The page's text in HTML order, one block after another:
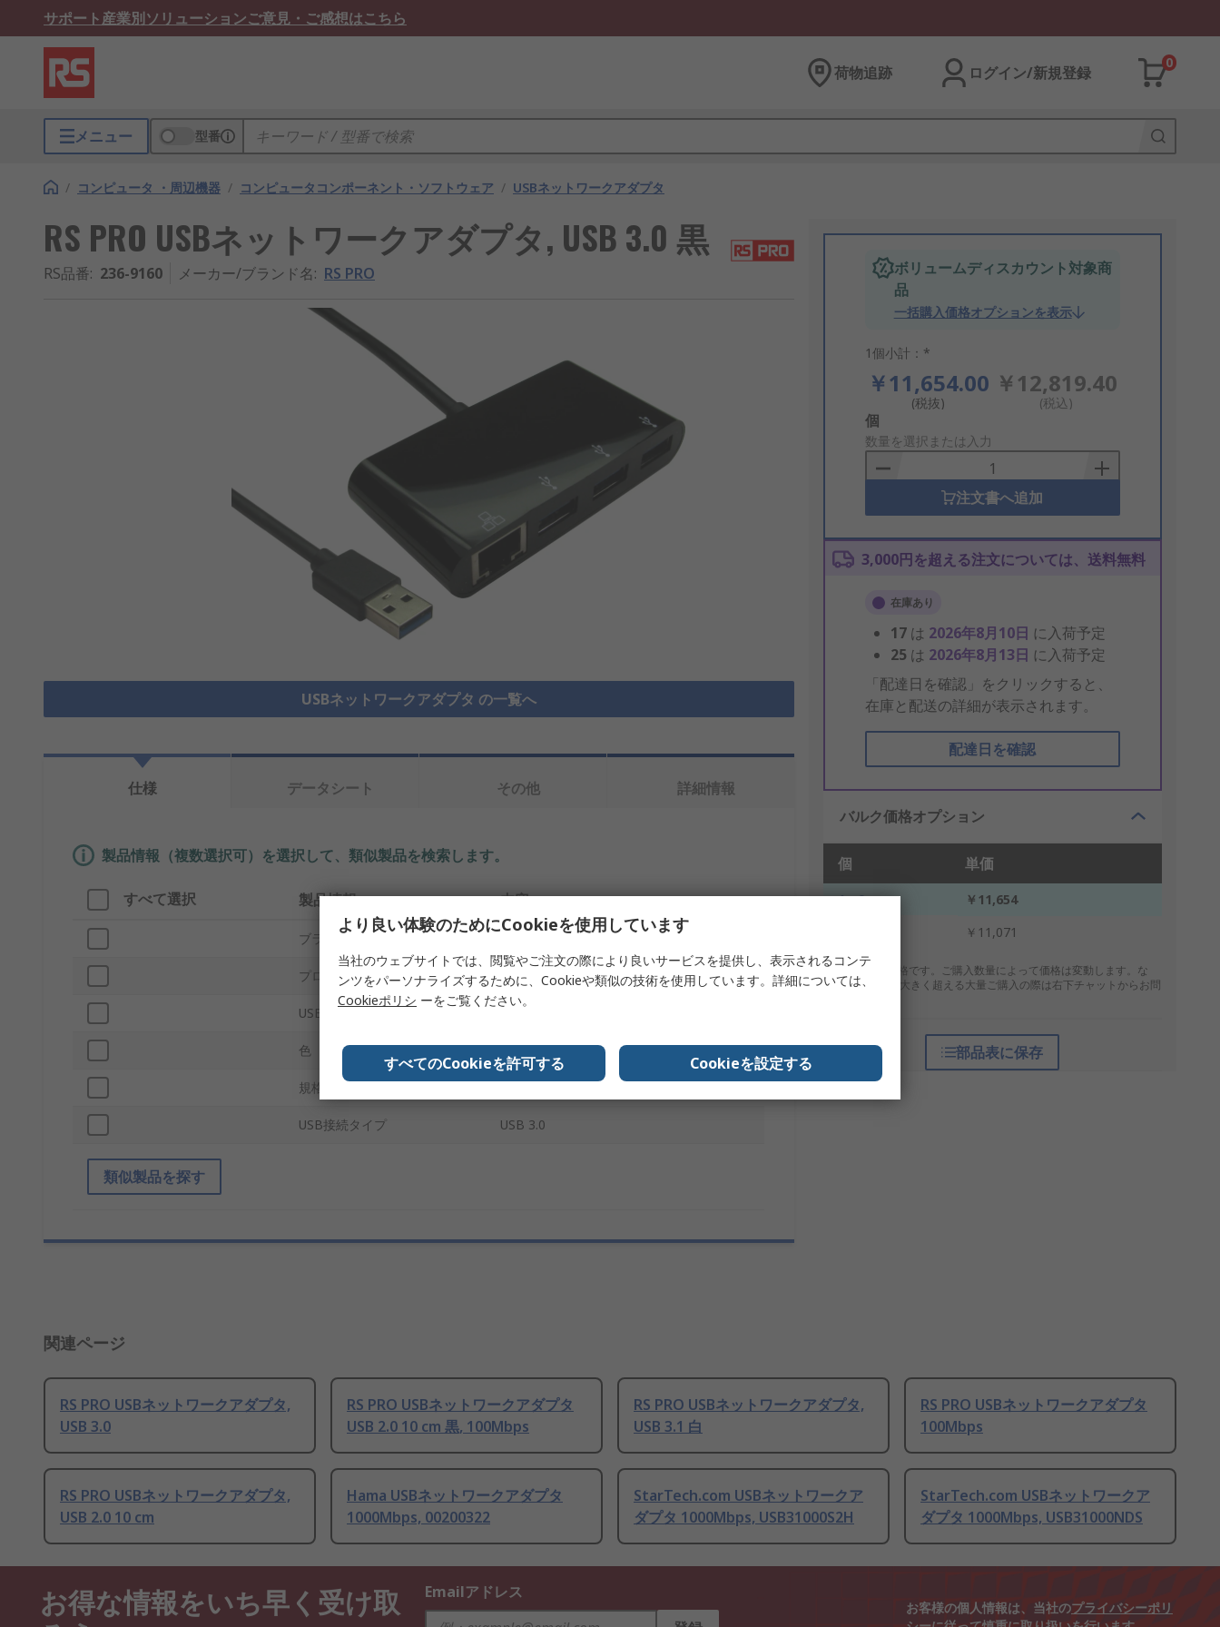
サポート産業別ソリューションご意見・ご感想はこちら
荷物追跡 ログイン/新規登録
0
メニュー 型番
/ コンピュータ ・周辺機器 / コンピュータコンポーネント・ソフトウェア / USBネットワークアダプタ
RS PRO USBネットワークアダプタ, USB 3.0 黒
RS品番: 236-9160 メーカー/ブランド名: RS PRO
USBネットワークアダプタ の一覧へ
ボリュームディスカウント対象商
品
一括購入価格オプションを表示
1個小計：*
￥11,654.00
(税抜)
￥12,819.40
(税込)
Add
to
Basket
個
数量を選択または入力
注文書へ追加
3,000円を超える注文については、送料無料
在庫あり
17 は 2026年8月10日 に入荷予定
25 は 2026年8月13日 に入荷予定
「配達日を確認」をクリックすると、
在庫と配送の詳細が表示されます。
配達日を確認
バルク価格オプション
個 単価
1 - 9
￥11,654
￥11,071
* 表示は参考価格です。ご購入数量によって価格は変動します。な
お、上記数量を大きく超える大量ご購入の際は右下チャットからお問
部品表に保存
仕様 データシート その他 詳細情報
製品情報（複数選択可）を選択して、類似製品を検索します。
すべて選択 製品情報 内容
ブランド
プロダクトタイプ USBネットワークアダプタ
USB仕様
色 黒
規格 / 承認
USB接続タイプ USB 3.0
類似製品を探す
関連ページ
RS PRO USBネットワークアダプタ,
USB 3.0
RS PRO USBネットワークアダプタ
USB 2.0 10 cm 黒, 100Mbps
RS PRO USBネットワークアダプタ,
USB 3.1 白
RS PRO USBネットワークアダプタ
100Mbps
RS PRO USBネットワークアダプタ,
USB 2.0 10 cm
Hama USBネットワークアダプタ
1000Mbps, 00200322
StarTech.com USBネットワークア
ダプタ 1000Mbps, USB31000S2H
StarTech.com USBネットワークア
ダプタ 1000Mbps, USB31000NDS
お得な情報をいち早く受け取
Emailアドレス
お客様の個人情報は、当社のプライバシーポリ
より良い体験のためにCookieを使用しています
当社のウェブサイトでは、閲覧やご注文の際により良いサービスを提供し、表示されるコンテ
ンツをパーソナライズするために、Cookieや類似の技術を使用しています。詳細については、
Cookieポリシ ーをご覧ください。
すべてのCookieを許可する Cookieを設定する